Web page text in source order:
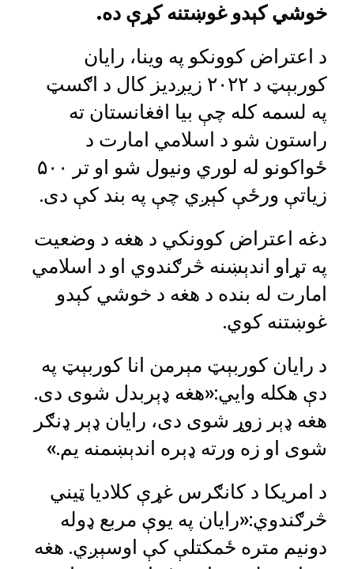
خوشي کېدو غوښتنه کړې ده.
د اعتراض کوونکو په وینا، رایان
کوربېټ د ۲۰۲۲ زیږدیز کال د اګسټ
په لسمه کله چې بیا افغانستان ته
راستون شو د اسلامي امارت د
ځواکونو له لوري ونیول شو او تر ۵۰۰
زیاتې ورځې کېږي چې په بند کې دی.
دغه اعتراض کوونکي د هغه د وضعیت
په تړاو اندېښنه څرګندوي او د اسلامي
امارت له بنده د هغه د خوشي کېدو
غوښتنه کوي.
د رایان کوربېټ مېرمن انا کوربېټ په
دې هکله وايي:«هغه ډېربدل شوی دی.
هغه ډېر زوړ شوی دی، رایان ډېر ډنګر
شوی او زه ورته ډېره اندېښمنه یم.»
د امریکا د کانګرس غړې کلادیا ټیني
څرګندوي:«رایان په یوې مربع ډوله
دونیم متره ځمکتلې کې اوسېږي. هغه